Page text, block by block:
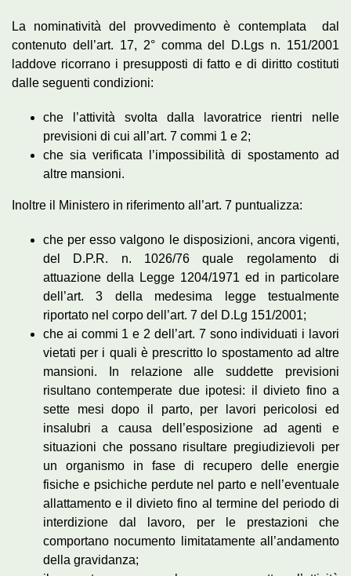
La nominatività del provvedimento è contemplata dal
contenuto dell’art. 17, 2° comma del D.Lgs n. 151/2001
laddove ricorrano i presupposti di fatto e di diritto costituti
dalle seguenti condizioni:
che l’attività svolta dalla lavoratrice rientri nelle
previsioni di cui all’art. 7 commi 1 e 2;
che sia verificata l’impossibilità di spostamento ad
altre mansioni.
Inoltre il Ministero in riferimento all’art. 7 puntualizza:
che per esso valgono le disposizioni, ancora vigenti,
del D.P.R. n. 1026/76 quale regolamento di
attuazione della Legge 1204/1971 ed in particolare
dell’art. 3 della medesima legge testualmente
riportato nel corpo dell’art. 7 del D.Lg 151/2001;
che ai commi 1 e 2 dell’art. 7 sono individuati i lavori
vietati per i quali è prescritto lo spostamento ad altre
mansioni. In relazione alle suddette previsioni
risultano contemperate due ipotesi: il divieto fino a
sette mesi dopo il parto, per lavori pericolosi ed
insalubri a causa dell’esposizione ad agenti e
situazioni che possano risultare pregiudizievoli per
un organismo in fase di recupero delle energie
fisiche e psichiche perdute nel parto e nell’eventuale
allattamento e il divieto fino al termine del periodo di
interdizione dal lavoro, per le prestazioni che
comportano nocumento limitatamente all’andamento
della gravidanza;